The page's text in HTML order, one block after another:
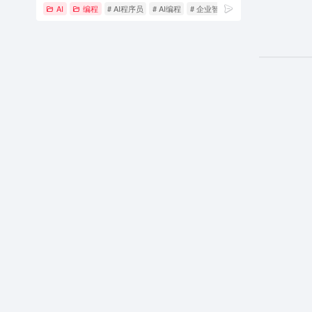
AI 编程 # AI程序员 # AI编程 # 企业智能编码